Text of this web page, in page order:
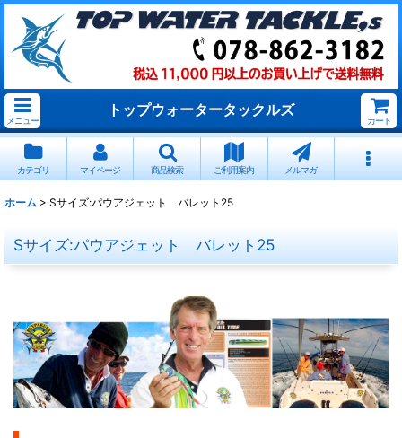
メニュー
トップウォータータックルズ
カート
カテゴリ マイページ 商品検索 ご利用案内 メルマガ
ホーム > Sサイズ:パウアジェット バレット25
Sサイズ:パウアジェット バレット25